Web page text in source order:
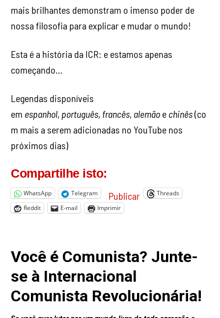
mais brilhantes demonstram o imenso poder de
nossa filosofia para explicar e mudar o mundo!
Esta é a história da ICR: e estamos apenas
começando…
Legendas disponíveis
em espanhol, português, francês, alemão e chinês(co
m mais a serem adicionadas no YouTube nos
próximos dias)
Compartilhe isto:
WhatsApp Telegram Publicar
Threads
Reddit
E-mail Imprimir